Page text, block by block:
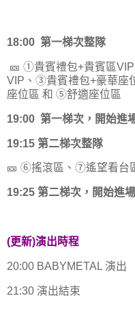
18:00 第一梯次整隊
🎫 ①貴賓禮包+貴賓區
VIP、③貴賓禮包+豪華座
座位區 和 ⑤舒適座位區
19:00 第一梯次，開始進
19:15 第二梯次整隊
🎫 ⑥搖滾區、⑦遙望看台
19:25 第二梯次，開始進場
(更新)演出時程
20:00 BABYMETAL 演出
21:30 演出結束